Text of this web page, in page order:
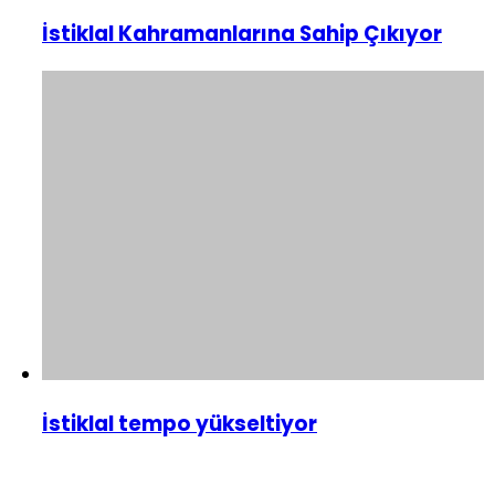
İstiklal Kahramanlarına Sahip Çıkıyor
İstiklal tempo yükseltiyor